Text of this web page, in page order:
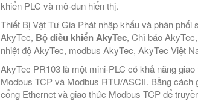
khiển PLC và mô-đun hiển thị.
Thiết Bị Vật Tư Gia Phát nhập khẩu và phân
AkyTec, Bộ điều khiển AkyTec, Chỉ báo
nhiệt độ AkyTec, modbus AkyTec, AkyTec Việt
AkyTec PR103 là một mini-PLC có khả năng
Modbus TCP và Modbus RTU/ASCII. Bằng
cổng Ethernet và giao thức Modbus TCP để